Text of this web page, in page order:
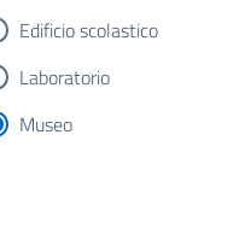
Edificio scolastico
Laboratorio
Museo